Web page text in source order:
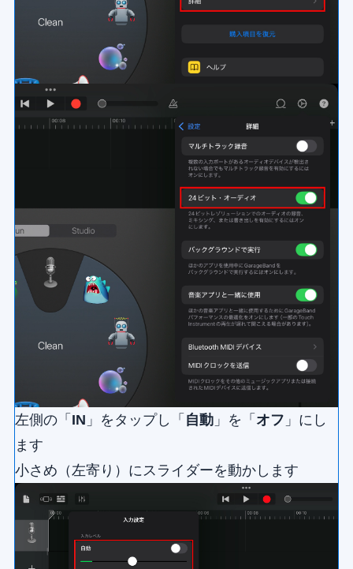
左側の「 IN 」をタップし「 自動」を「 オフ 」にし
ます
小さめ（左寄り）にスライダーを動かします